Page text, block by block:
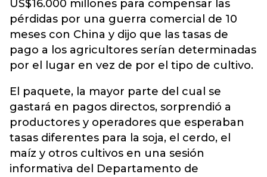
US$16.000 millones para compensar las
pérdidas por una guerra comercial de 10
meses con China y dijo que las tasas de
pago a los agricultores serían determinadas
por el lugar en vez de por el tipo de cultivo.
El paquete, la mayor parte del cual se
gastará en pagos directos, sorprendió a
productores y operadores que esperaban
tasas diferentes para la soja, el cerdo, el
maíz y otros cultivos en una sesión
informativa del Departamento de